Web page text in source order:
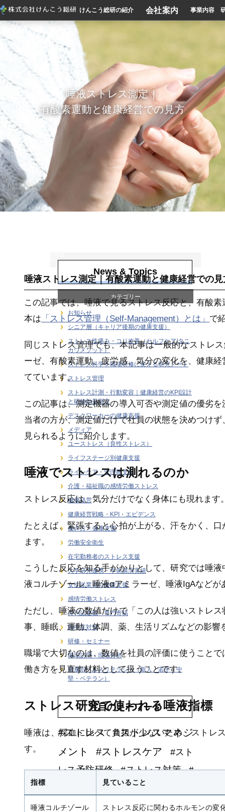
けんこう総研の紹介 会社案内 事業内容
唾液ストレス測定｜
有酸素運動と健康経営での見方
唾液ストレス測定｜有酸素運動と健康経営での見
この記事では、唾液で見るストレス反応と、有酸
本は 「ストレス管理（Self-Management）とは」 で
同じストレス管理でも、本記事は一般的なストレ
ーゼ、有酸素運動、疲労感、気分の変化を、健康
てています。
この記事は、測定機器の導入可否や測定値の優劣
当者の方が、測定値だけで社員の状態を決めつけ
見られるように紹介します。
唾液でストレスは測れるのか
ストレス反応は、気分だけでなく身体にも現れます
たとえば、緊張すると心拍が上がる、汗をかく、
ます。
こうした反応を知る手がかりとして、研究では唾
液コルチゾール、唾液αアミラーゼ、唾液IgAなどが
ただし、唾液の数値だけで「この人は強いストレ
事、睡眠、運動、体調、薬、生活リズムなどの影響
職場で大切なのは、数値を社員の評価に使うこと
働き方を見直す材料として扱うことです。
ストレス研究で使われる唾液指標
唾液は、採血に比べて負担が少ないため、ストレ
す。
指標 見ていること
唾液コルチゾール ストレス反応に関わるホルモンの変
News & Topics
カテゴリー
お知らせ
シニア層（キャリア後期の健康支援）
ストレス性痛み・コリ改善（セルフケア/タニ
カワメソッド）
ストレス科学を職場研修に変える研究ノート
ストレス管理
ストレス計測・行動変容｜健康経営のKPI設計
と研修効果測定
デスクワーカーの健康支援
メディア
ユーストレス（良性ストレス）
ライフステージ別健康支援
ラインケア・管理職支援
介護・福祉職の感情労働ストレス
健康経営
健康経営戦略・KPI・エビデンス
働き方 × 健康支援
労働安全衛生
在宅勤務者のストレス支援
大学研究連携・学術講演実績
女性従業員の健康支援
感情労働ストレス
月刊誌連載・専門寄稿
熱中症対策
研修・セミナー
職場訪問・現場分析
階層別ヘルスリテラシー（新人・若手・中
堅・ベテラン）
注目のキーワード
#ストレス
#ストレスマネジ
メント
#ストレスケア
#スト
レス予防研修
#ストレス対策
#
#メンタルヘルス対策
ストレス管理
#健康管理